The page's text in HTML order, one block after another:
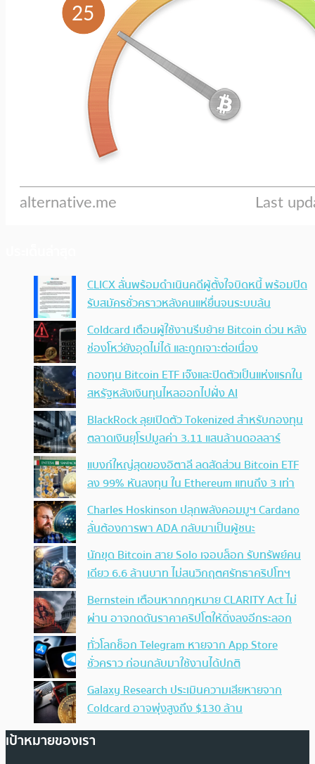
CLICX ลั่นพร้อมดำเนินคดีผู้ตั้งใจบิดหนี้ พร้อมปิด
รับสมัครชั่วคราวหลังคนแห่ยื่นจนระบบล้น
Coldcard เตือนผู้ใช้งานรีบย้าย Bitcoin ด่วน หลัง
ช่องโหว่ยังอุดไม่ได้ และถูกเจาะต่อเนื่อง
กองทุน Bitcoin ETF เจ๊งและปิดตัวเป็นแห่งแรกใน
สหรัฐหลังเงินทุนไหลออกไปฝั่ง AI
BlackRock ลุยเปิดตัว Tokenized สำหรับกองทุน
ตลาดเงินยุโรปมูลค่า 3.11 แสนล้านดอลลาร์
แบงก์ใหญ่สุดของอิตาลี ลดสัดส่วน Bitcoin ETF
ลง 99% หันลงทุน ใน Ethereum แทนถึง 3 เท่า
Charles Hoskinson ปลุกพลังคอมมูฯ Cardano
ลั่นต้องการพา ADA กลับมาเป็นผู้ชนะ
นักขุด Bitcoin สาย Solo เจอบล็อก รับทรัพย์คน
เดียว 6.6 ล้านบาท ไม่สนวิกฤตศรัทธาคริปโทฯ
Bernstein เตือนหากกฎหมาย CLARITY Act ไม่
ผ่าน อาจกดดันราคาคริปโตให้ดิ่งลงอีกระลอก
ทั่วโลกช็อก Telegram หายจาก App Store
ชั่วคราว ก่อนกลับมาใช้งานได้ปกติ
Galaxy Research ประเมินความเสียหายจาก
Coldcard อาจพุ่งสูงถึง $130 ล้าน
เป้าหมายของเรา